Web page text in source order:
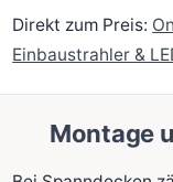
Direkt zum Preis:
Einbaustrahler &
Montage